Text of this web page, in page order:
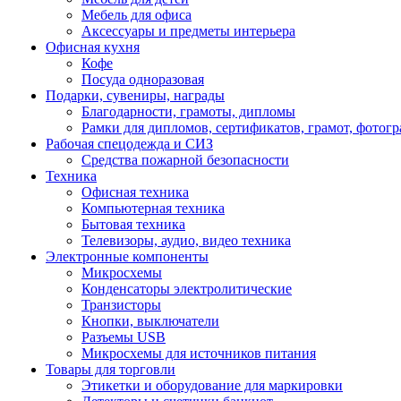
Мебель для офиса
Аксессуары и предметы интерьера
Офисная кухня
Кофе
Посуда одноразовая
Подарки, сувениры, награды
Благодарности, грамоты, дипломы
Рамки для дипломов, сертификатов, грамот,
Рабочая спецодежда и СИЗ
Средства пожарной безопасности
Техника
Офисная техника
Компьютерная техника
Бытовая техника
Телевизоры, аудио, видео техника
Электронные компоненты
Микросхемы
Конденсаторы электролитические
Транзисторы
Кнопки, выключатели
Разъемы USB
Микросхемы для источников питания
Товары для торговли
Этикетки и оборудование для маркировки